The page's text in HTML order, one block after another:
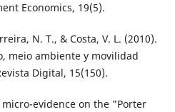
Economics, 19(5).
N. T., & Costa, V. L. (2010).
meio ambiente y movilidad
Digital, 15(150).
micro-evidence on the "Porter